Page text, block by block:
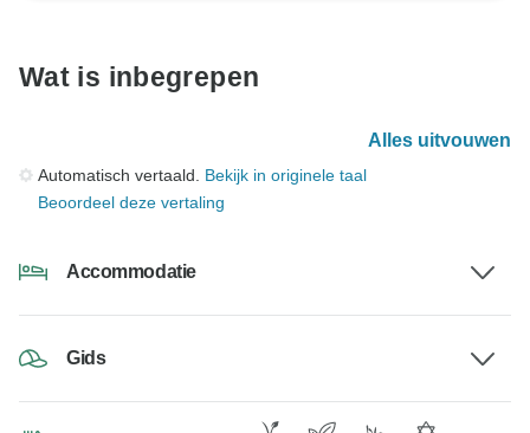
Wat is inbegrepen
Alles uitvouwen
Automatisch vertaald. Bekijk in originele taal
Beoordeel deze vertaling
Accommodatie
Gids